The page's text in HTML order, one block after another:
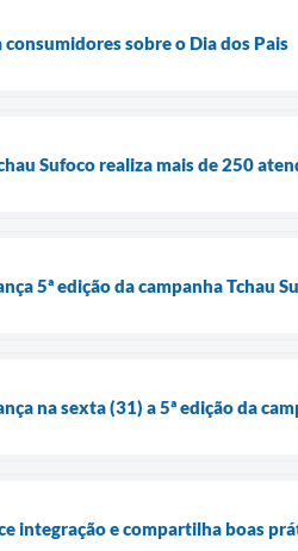
sobre o Dia dos Pais
Sufoco realiza mais de 250
5ª edição da campanha Tchau
na sexta (31) a 5ª edição da
integração e compartilha boas